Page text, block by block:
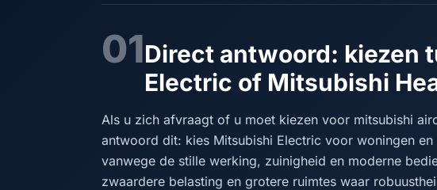
01Direct antwoord: kiezen
Electric of Mitsubishi
Als u zich afvraagt of u moet kiezen voor mitsubishi
antwoord dit: kies Mitsubishi Electric voor woningen
vanwege de stille werking, zuinigheid en moderne
zwaardere belasting en grotere ruimtes waar